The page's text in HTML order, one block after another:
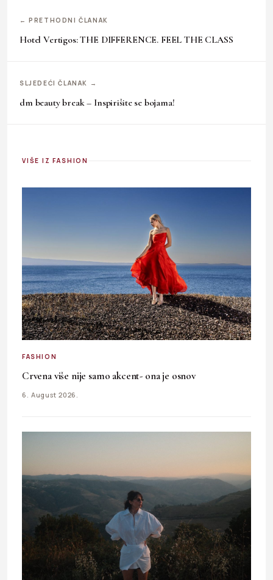
← PRETHODNI ČLANAK
Hotel Vertigos: THE DIFFERENCE. FEEL THE CLASS
SLJEDEĆI ČLANAK →
dm beauty break – Inspirišite se bojama!
VIŠE IZ FASHION
FASHION
Crvena više nije samo akcent- ona je osnov
6. August 2026.